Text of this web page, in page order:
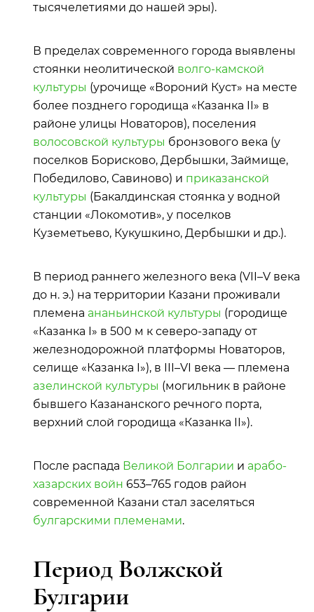
тысячелетиями до нашей эры).
В пределах современного города выявлены
стоянки неолитической волго-камской
культуры (урочище «Вороний Куст» на месте
более позднего городища «Казанка II» в
районе улицы Новаторов), поселения
волосовской культуры бронзового века (у
поселков Борисково, Дербышки, Займище,
Победилово, Савиново) и приказанской
культуры (Бакалдинская стоянка у водной
станции «Локомотив», у поселков
Куземетьево, Кукушкино, Дербышки и др.).
В период раннего железного века (VII–V века
до н. э.) на территории Казани проживали
племена ананьинской культуры (городище
«Казанка I» в 500 м к северо-западу от
железнодорожной платформы Новаторов,
селище «Казанка I»), в III–VI века — племена
азелинской культуры (могильник в районе
бывшего Казананского речного порта,
верхний слой городища «Казанка II»).
После распада Великой Болгарии и арабо-
хазарских войн 653–765 годов район
современной Казани стал заселяться
булгарскими племенами.
Период Волжской
Булгарии